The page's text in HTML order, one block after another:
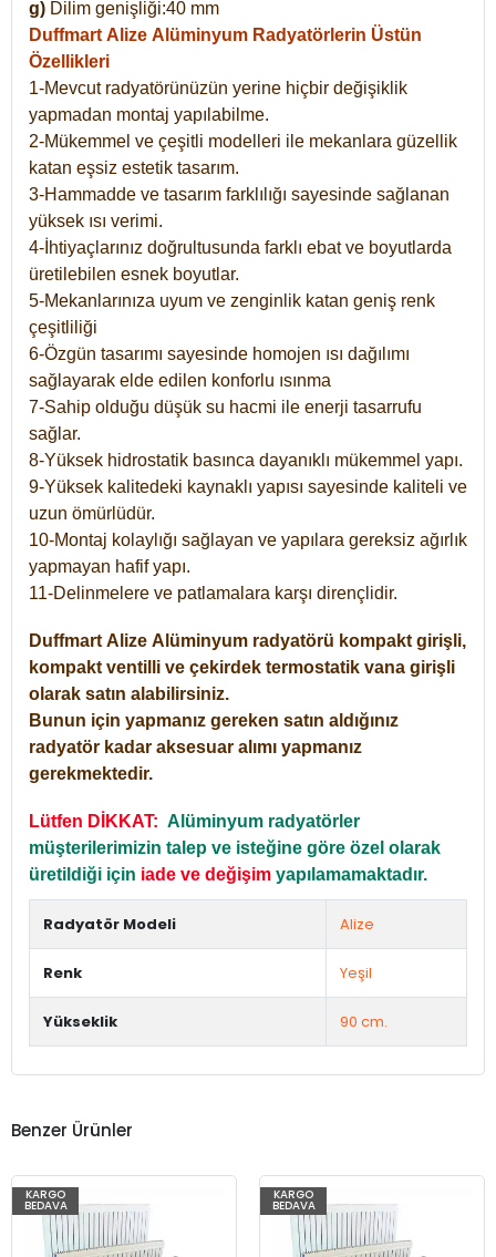
g) Dilim genişliği:40 mm
Duffmart Alize Alüminyum Radyatörlerin Üstün
Özellikleri
1-Mevcut radyatörünüzün yerine hiçbir değişiklik
yapmadan montaj yapılabilme.
2-Mükemmel ve çeşitli modelleri ile mekanlara güzellik
katan eşsiz estetik tasarım.
3-Hammadde ve tasarım farklılığı sayesinde sağlanan
yüksek ısı verimi.
4-İhtiyaçlarınız doğrultusunda farklı ebat ve boyutlarda
üretilebilen esnek boyutlar.
5-Mekanlarınıza uyum ve zenginlik katan geniş renk
çeşitliliği
6-Özgün tasarımı sayesinde homojen ısı dağılımı
sağlayarak elde edilen konforlu ısınma
7-Sahip olduğu düşük su hacmi ile enerji tasarrufu
sağlar.
8-Yüksek hidrostatik basınca dayanıklı mükemmel yapı.
9-Yüksek kalitedeki kaynaklı yapısı sayesinde kaliteli ve
uzun ömürlüdür.
10-Montaj kolaylığı sağlayan ve yapılara gereksiz ağırlık
yapmayan hafif yapı.
11-Delinmelere ve patlamalara karşı dirençlidir.
Duffmart Alize Alüminyum radyatörü kompakt girişli,
kompakt ventilli ve çekirdek termostatik vana girişli
olarak satın alabilirsiniz.
Bunun için yapmanız gereken satın aldığınız
radyatör kadar aksesuar alımı yapmanız
gerekmektedir.
Lütfen DİKKAT: Alüminyum radyatörler
müşterilerimizin talep ve isteğine göre özel olarak
üretildiği için iade ve değişim yapılamamaktadır.
Radyatör Modeli Alize
Renk Yeşil
Yükseklik 90 cm.
Benzer Ürünler
KARGO
BEDAVA
KARGO
BEDAVA